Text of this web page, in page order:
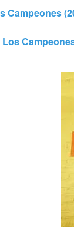
Campeones
Los